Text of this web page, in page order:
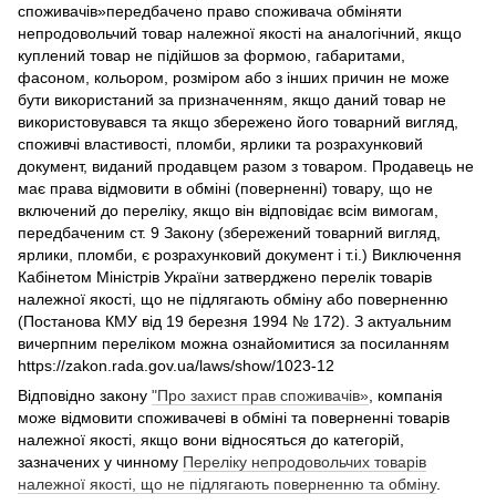
споживачів»передбачено право споживача обміняти
непродовольчий товар належної якості на аналогічний, якщо
куплений товар не підійшов за формою, габаритами,
фасоном, кольором, розміром або з інших причин не може
бути використаний за призначенням, якщо даний товар не
використовувався та якщо збережено його товарний вигляд,
споживчі властивості, пломби, ярлики та розрахунковий
документ, виданий продавцем разом з товаром. Продавець не
має права відмовити в обміні (поверненні) товару, що не
включений до переліку, якщо він відповідає всім вимогам,
передбаченим ст. 9 Закону (збережений товарний вигляд,
ярлики, пломби, є розрахунковий документ і т.і.) Виключення
Кабінетом Міністрів України затверджено перелік товарів
належної якості, що не підлягають обміну або поверненню
(Постанова КМУ від 19 березня 1994 № 172). З актуальним
вичерпним переліком можна ознайомитися за посиланням
https://zakon.rada.gov.ua/laws/show/1023-12
Відповідно закону "Про захист прав споживачів» , компанія
може відмовити споживачеві в обміні та поверненні товарів
належної якості, якщо вони відносяться до категорій,
зазначених у чинному Переліку непродовольчих товарів
належної якості, що не підлягають поверненню та обміну.